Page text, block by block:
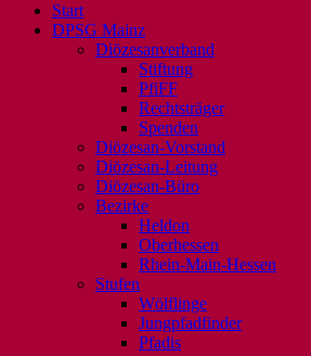
Start
DPSG Mainz
Diözesanverband
Stiftung
PfiFF
Rechtsträger
Spenden
Diözesan-Vorstand
Diözesan-Leitung
Diözesan-Büro
Bezirke
Heldon
Oberhessen
Rhein-Main-Hessen
Stufen
Wölflinge
Jungpfadfinder
Pfadis